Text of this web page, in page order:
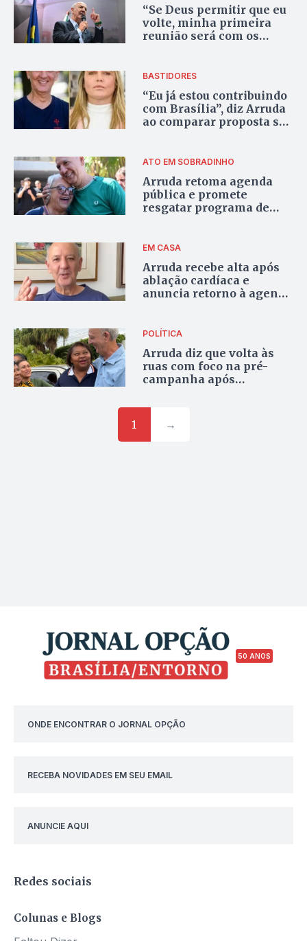
“Se Deus permitir que eu
volte, minha primeira
reunião será com os
no Novo Gama
BASTIDORES
“Eu já estou contribuindo
com Brasília”, diz Arruda
ao comparar proposta sua
ATO EM SOBRADINHO
Arruda retoma agenda
pública e promete
resgatar programa de
EM CASA
Arruda recebe alta após
ablação cardíaca e
anuncia retorno à agenda
POLÍTICA
Arruda diz que volta às
ruas com foco na pré-
campanha após
no STF
1
→
50 ANOS
ONDE ENCONTRAR O JORNAL OPÇÃO
RECEBA NOVIDADES EM SEU EMAIL
ANUNCIE AQUI
Redes sociais
Colunas e Blogs